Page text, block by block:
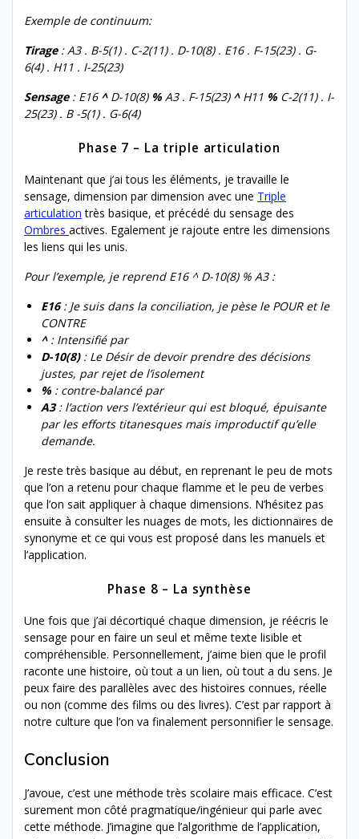
Exemple de continuum:
Tirage : A3 . B-5(1) . C-2(11) . D-10(8) . E16 . F-15(23) . G-
6(4) . H11 . I-25(23)
Sensage : E16 ^D-10(8) % A3 . F-15(23) ^ H11 % C-2(11) . I-
25(23) . B -5(1) . G-6(4)
Phase 7 – La triple articulation
Maintenant que j’ai tous les éléments, je travaille le
sensage, dimension par dimension avec une Triple
articulation très basique, et précédé du sensage des
Ombres actives. Egalement je rajoute entre les dimensions
les liens qui les unis.
Pour l’exemple, je reprend E16 ^ D-10(8) % A3 :
E16: Je suis dans la conciliation, je pèse le POUR et le
CONTRE
^: Intensifié par
D-10(8): Le Désir de devoir prendre des décisions
justes, par rejet de l’isolement
% : contre-balancé par
A3: l’action vers l’extérieur qui est bloqué, épuisante
par les efforts titanesques mais improductif qu’elle
demande.
Je reste très basique au début, en reprenant le peu de mots
que l’on a retenu pour chaque flamme et le peu de verbes
que l’on sait appliquer à chaque dimensions. N’hésitez pas
ensuite à consulter les nuages de mots, les dictionnaires de
synonyme et ce qui vous est proposé dans les manuels et
l’application.
Phase 8 – La synthèse
Une fois que j’ai décortiqué chaque dimension, je réécris le
sensage pour en faire un seul et même texte lisible et
compréhensible. Personnellement, j’aime bien que le profil
raconte une histoire, où tout a un lien, où tout a du sens. Je
peux faire des parallèles avec des histoires connues, réelle
ou non (comme des films ou des livres). C’est par rapport à
notre culture que l’on va finalement personnifier le sensage.
Conclusion
J’avoue, c’est une méthode très scolaire mais efficace. C’est
surement mon côté pragmatique/ingénieur qui parle avec
cette méthode. J’imagine que l’algorithme de l’application,